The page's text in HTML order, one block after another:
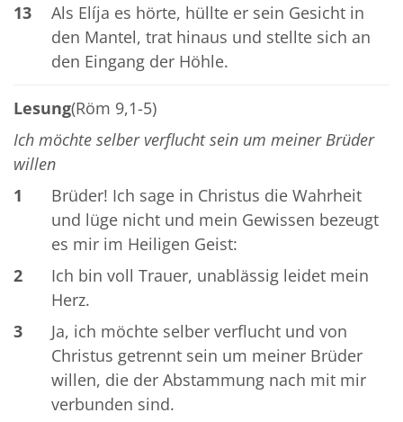
13
Als Elíja es hörte, hüllte er sein Gesicht in
den Mantel, trat hinaus und stellte sich an
den Eingang der Höhle.
Lesung(Röm 9,1-5)
Ich möchte selber verflucht sein um meiner Brüder
willen
1
Brüder! Ich sage in Christus die Wahrheit
und lüge nicht und mein Gewissen bezeugt
es mir im Heiligen Geist:
2
Ich bin voll Trauer, unablässig leidet mein
Herz.
3
Ja, ich möchte selber verflucht und von
Christus getrennt sein um meiner Brüder
willen, die der Abstammung nach mit mir
verbunden sind.